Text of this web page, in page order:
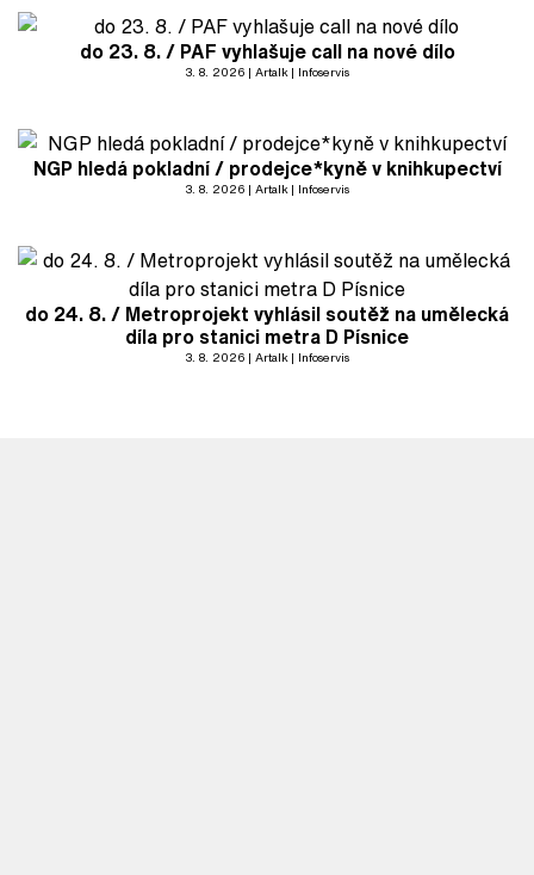
do 23. 8. / PAF vyhlašuje call na nové dílo
3. 8. 2026 Artalk Infoservis
NGP hledá pokladní / prodejce*kyně v knihkupectví
3. 8. 2026 Artalk Infoservis
do 24. 8. / Metroprojekt vyhlásil soutěž na umělecká
díla pro stanici metra D Písnice
3. 8. 2026 Artalk Infoservis